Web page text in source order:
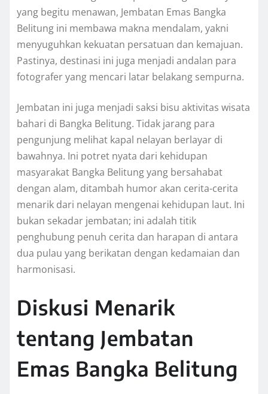
yang begitu menawan, Jembatan Emas Bangka
Belitung ini membawa makna mendalam, yakni
menyuguhkan kekuatan persatuan dan kemajuan.
Pastinya, destinasi ini juga menjadi andalan para
fotografer yang mencari latar belakang sempurna.
Jembatan ini juga menjadi saksi bisu aktivitas wisata
bahari di Bangka Belitung. Tidak jarang para
pengunjung melihat kapal nelayan berlayar di
bawahnya. Ini potret nyata dari kehidupan
masyarakat Bangka Belitung yang bersahabat
dengan alam, ditambah humor akan cerita-cerita
menarik dari nelayan mengenai kehidupan laut. Ini
bukan sekadar jembatan; ini adalah titik
penghubung penuh cerita dan harapan di antara
dua pulau yang berikatan dengan kedamaian dan
harmonisasi.
Diskusi Menarik
tentang Jembatan
Emas Bangka Belitung